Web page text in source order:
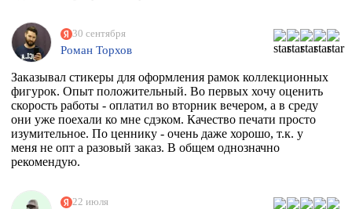
30 сентября
Роман Торхов
Заказывал стикеры для оформления рамок коллекционных
фигурок. Опыт положительный. Во первых хочу оценить
скорость работы - оплатил во вторник вечером, а в среду
они уже поехали ко мне сдэком. Качество печати просто
изумительное. По ценнику - очень даже хорошо, т.к. у
меня не опт а разовый заказ. В общем однозначно
рекомендую.
22 июля